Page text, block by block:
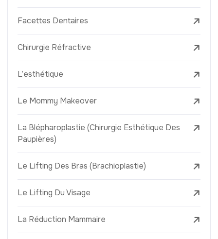
Facettes Dentaires
Chirurgie Réfractive
L’esthétique
Le Mommy Makeover
La Blépharoplastie (Chirurgie Esthétique Des
Paupières)
Le Lifting Des Bras (Brachioplastie)
Le Lifting Du Visage
La Réduction Mammaire